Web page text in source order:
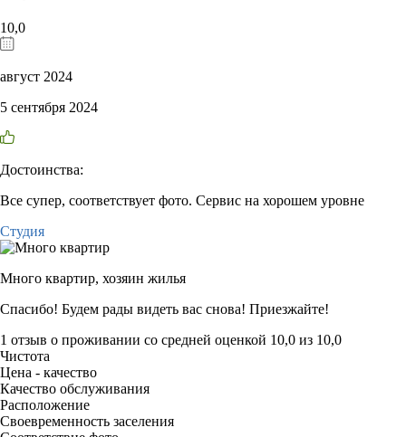
10,0
август 2024
5 сентября 2024
Достоинства:
Все супер, соответствует фото. Сервис на хорошем уровне
Студия
Много квартир, хозяин жилья
Спасибо! Будем рады видеть вас снова! Приезжайте!
1 отзыв о проживании со средней оценкой 10,0 из 10,0
Чистота
Цена - качество
Качество обслуживания
Расположение
Своевременность заселения